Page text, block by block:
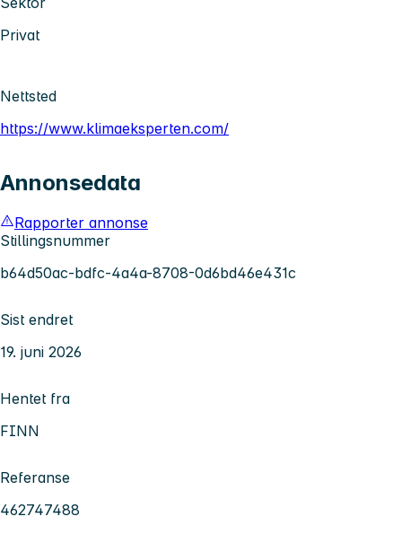
Privat
Nettsted
https://www.klimaeksperten.com/
Annonsedata
Rapporter annonse
Stillingsnummer
b64d50ac-bdfc-4a4a-8708-0d6bd46e431c
Sist endret
19. juni 2026
Hentet fra
FINN
Referanse
462747488